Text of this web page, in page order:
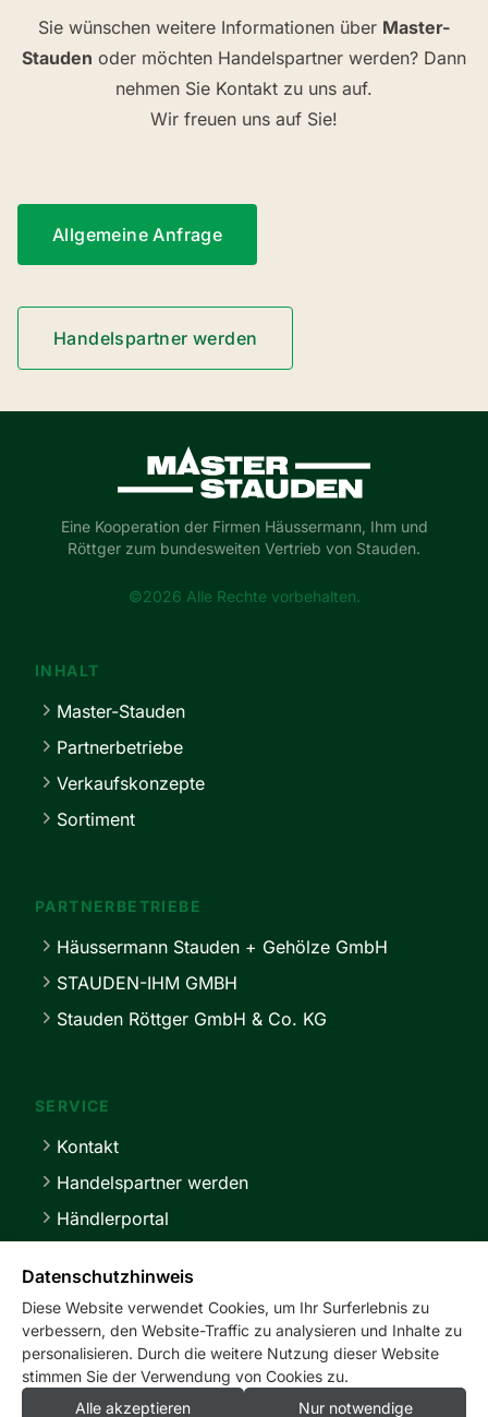
Sie wünschen weitere Informationen über Master-
Stauden oder möchten Handelspartner werden? Dann
nehmen Sie Kontakt zu uns auf.
Wir freuen uns auf Sie!
Allgemeine Anfrage
Handelspartner werden
Master-Stauden
Eine Kooperation der Firmen Häussermann, Ihm und
Röttger zum bundesweiten Vertrieb von Stauden.
©2026 Alle Rechte vorbehalten.
INHALT
Master-Stauden
Partnerbetriebe
Verkaufskonzepte
Sortiment
PARTNERBETRIEBE
Häussermann Stauden + Gehölze GmbH
STAUDEN-IHM GMBH
Stauden Röttger GmbH & Co. KG
SERVICE
Kontakt
Handelspartner werden
Händlerportal
service@master-stauden.de
Datenschutzhinweis
Diese Website verwendet Cookies, um Ihr Surferlebnis zu
verbessern, den Website-Traffic zu analysieren und Inhalte zu
personalisieren. Durch die weitere Nutzung dieser Website
stimmen Sie der Verwendung von Cookies zu.
Alle akzeptieren
Nur notwendige